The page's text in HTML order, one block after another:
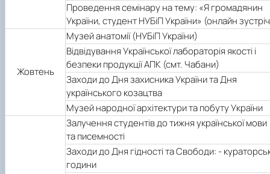
Проведення семінару на тему: «Я громадянин
України, студент НУБіП України» (онлайн
Жовтень
Музей анатомії (НУБіП України)
Відвідування Української лабораторія якості і
безпеки продукції АПК (смт. Чабани)
Заходи до Дня захисника України та Дня
українського козацтва
Музей народної архітектури та побуту України
Залучення студентів до тижня української мови
та писемності
Заходи до Дня гідності та Свободи: -
години